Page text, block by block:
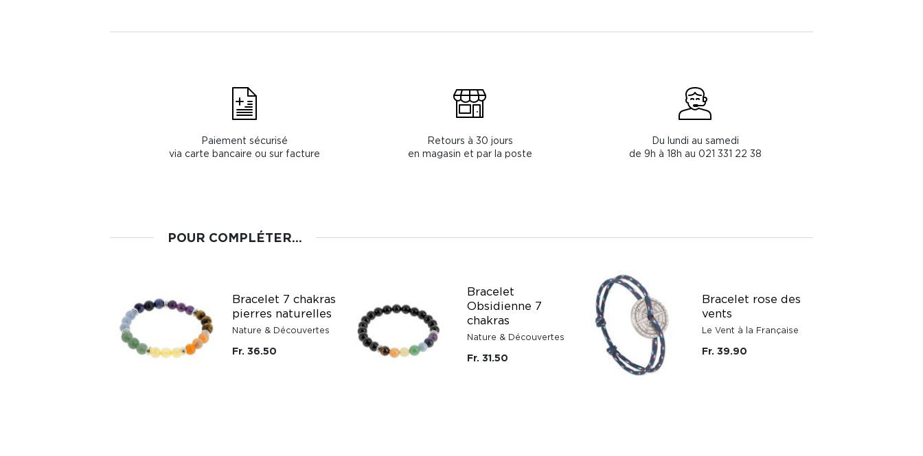
Paiement sécurisé
via carte bancaire ou sur facture
Retours à 30 jours
en magasin et par la poste
Du lundi au samedi
de 9h à 18h au 021 331 22 38
POUR COMPLÉTER...
Bracelet 7 chakras
pierres naturelles
Nature & Découvertes
Fr. 36.50
Bracelet
Obsidienne 7
chakras
Nature & Découvertes
Fr. 31.50
Bracelet rose des
vents
Le Vent à la Française
Fr. 39.90